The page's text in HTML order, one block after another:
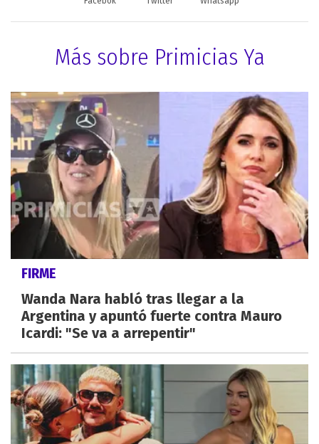
Más sobre Primicias Ya
FIRME
Wanda Nara habló tras llegar a la
Argentina y apuntó fuerte contra Mauro
Icardi: "Se va a arrepentir"